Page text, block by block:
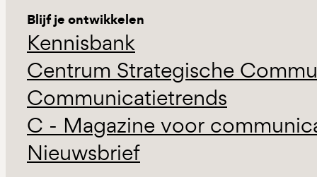
Blijf je ontwikkelen
Kennisbank
Centrum Strategische
Communicatietrends
C - Magazine voor
Nieuwsbrief